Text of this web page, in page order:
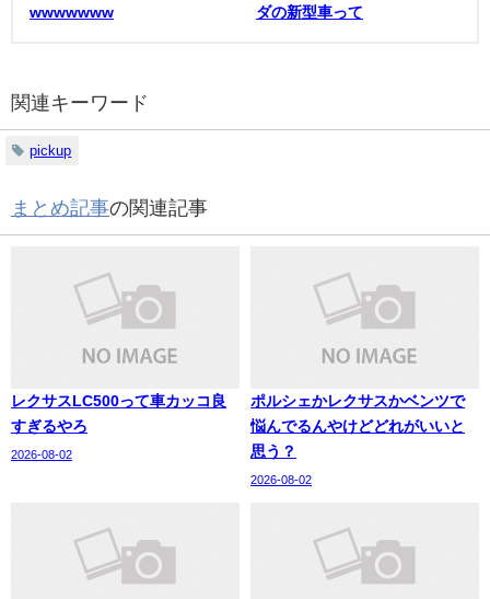
wwwwwww
ダの新型車って
関連キーワード
pickup
まとめ記事の関連記事
レクサスLC500って車カッコ良
すぎるやろ
2026-08-02
ポルシェかレクサスかベンツで
悩んでるんやけどどれがいいと
思う？
2026-08-02